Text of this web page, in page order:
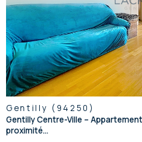
Gentilly (94250)
Gentilly Centre-Ville –
proximité...